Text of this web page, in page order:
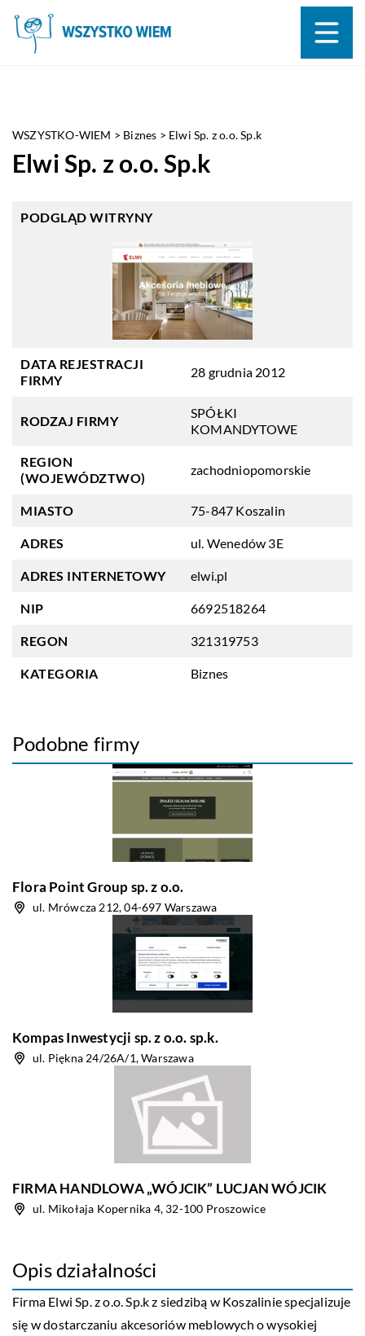
WSZYSTKO-WIEM > Biznes > Elwi Sp. z o.o. Sp.k
Elwi Sp. z o.o. Sp.k
PODGLĄD WITRYNY
DATA REJESTRACJI
FIRMY
28 grudnia 2012
RODZAJ FIRMY
SPÓŁKI
KOMANDYTOWE
REGION
(WOJEWÓDZTWO)
zachodniopomorskie
MIASTO 75-847 Koszalin
ADRES ul. Wenedów 3E
ADRES INTERNETOWY elwi.pl
NIP 6692518264
REGON 321319753
KATEGORIA Biznes
Podobne firmy
Flora Point Group sp. z o.o.
ul. Mrówcza 212, 04-697 Warszawa
Kompas Inwestycji sp. z o.o. sp.k.
ul. Piękna 24/26A/1, Warszawa
FIRMA HANDLOWA „WÓJCIK” LUCJAN WÓJCIK
ul. Mikołaja Kopernika 4, 32-100 Proszowice
Opis działalności
Firma Elwi Sp. z o.o. Sp.k z siedzibą w Koszalinie specjalizuje
się w dostarczaniu akcesoriów meblowych o wysokiej